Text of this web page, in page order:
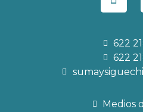
622
622
Medios